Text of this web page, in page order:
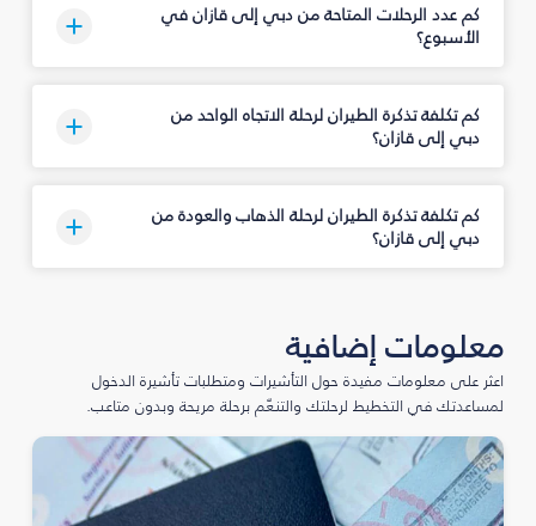
كم عدد الرحلات المتاحة من دبي إلى قازان في
الأسبوع؟
كم تكلفة تذكرة الطيران لرحلة الاتجاه الواحد من
دبي إلى قازان؟
كم تكلفة تذكرة الطيران لرحلة الذهاب والعودة من
دبي إلى قازان؟
معلومات إضافية
اعثر على معلومات مفيدة حول التأشيرات ومتطلبات تأشيرة الدخول
لمساعدتك في التخطيط لرحلتك والتنعّم برحلة مريحة وبدون متاعب.